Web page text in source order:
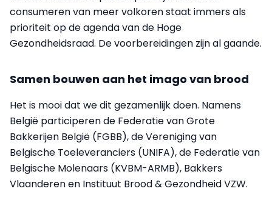
consumeren van meer volkoren staat immers als
prioriteit op de agenda van de Hoge
Gezondheidsraad. De voorbereidingen zijn al gaande.
Samen bouwen aan het imago van brood
Het is mooi dat we dit gezamenlijk doen. Namens
België participeren de Federatie van Grote
Bakkerijen België (FGBB), de Vereniging van
Belgische Toeleveranciers (UNIFA), de Federatie van
Belgische Molenaars (KVBM-ARMB), Bakkers
Vlaanderen en Instituut Brood & Gezondheid VZW.